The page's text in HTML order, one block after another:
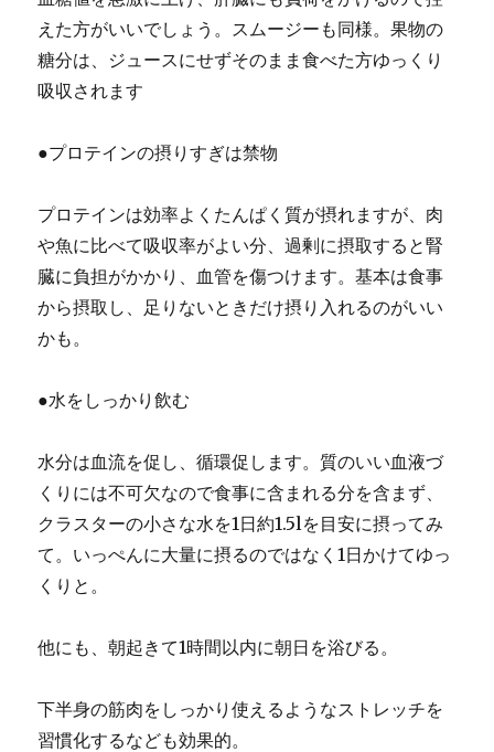
えた方がいいでしょう。スムージーも同様。果物の
糖分は、ジュースにせずそのまま食べた方ゆっくり
吸収されます
●プロテインの摂りすぎは禁物
プロテインは効率よくたんぱく質が摂れますが、肉
や魚に比べて吸収率がよい分、過剰に摂取すると腎
臓に負担がかかり、血管を傷つけます。基本は食事
から摂取し、足りないときだけ摂り入れるのがいい
かも。
●水をしっかり飲む
水分は血流を促し、循環促します。質のいい血液づ
くりには不可欠なので食事に含まれる分を含まず、
クラスターの小さな水を1日約1.5lを目安に摂ってみ
て。いっぺんに大量に摂るのではなく1日かけてゆっ
くりと。
他にも、朝起きて1時間以内に朝日を浴びる。
下半身の筋肉をしっかり使えるようなストレッチを
習慣化するなども効果的。